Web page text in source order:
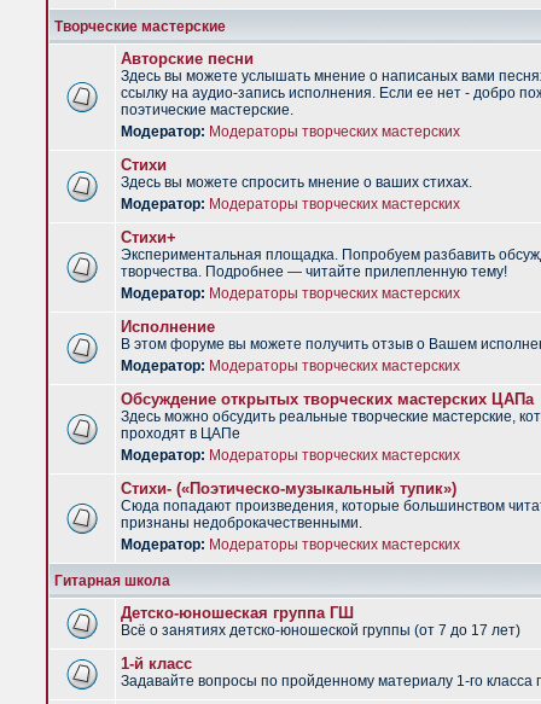
Творческие мастерские
Авторские песни
Здесь вы можете услышать мнение о написаных вами
ссылку на аудио-запись исполнения. Если ее нет - добро
поэтические мастерские.
Модератор: Модераторы творческих мастерских
Стихи
Здесь вы можете спросить мнение о ваших стихах.
Модератор: Модераторы творческих мастерских
Стихи+
Экспериментальная площадка. Попробуем разбавить
творчества. Подробнее — читайте прилепленную тему!
Модератор: Модераторы творческих мастерских
Исполнение
В этом форуме вы можете получить отзыв о Вашем
Модератор: Модераторы творческих мастерских
Обсуждение открытых творческих мастерских ЦАПа
Здесь можно обсудить реальные творческие мастерские,
проходят в ЦАПе
Модератор: Модераторы творческих мастерских
Стихи- («Поэтическо-музыкальный тупик»)
Сюда попадают произведения, которые большинством
признаны недоброкачественными.
Модератор: Модераторы творческих мастерских
Гитарная школа
Детско-юношеская группа ГШ
Всё о занятиях детско-юношеской группы (от 7 до 17 лет)
1-й класс
Задавайте вопросы по пройденному материалу 1-го класса